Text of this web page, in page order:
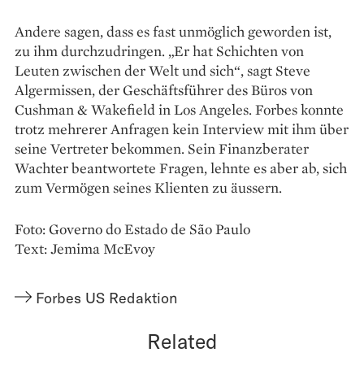
Andere sagen, dass es fast unmöglich geworden ist,
zu ihm durchzudringen. „Er hat Schichten von
Leuten zwischen der Welt und sich“, sagt Steve
Algermissen, der Geschäftsführer des Büros von
Cushman & Wakefield in Los Angeles. Forbes konnte
trotz mehrerer Anfragen kein Interview mit ihm über
seine Vertreter bekommen. Sein Finanzberater
Wachter beantwortete Fragen, lehnte es aber ab, sich
zum Vermögen seines Klienten zu äussern.
Foto: Governo do Estado de São Paulo
Text: Jemima McEvoy
Forbes US Redaktion
Related